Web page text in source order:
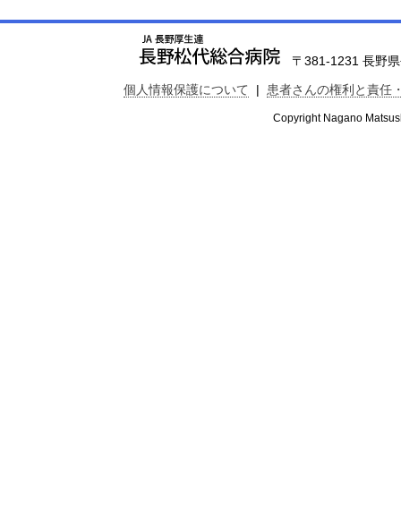
〒381-1231 長野
個人情報保護について
| 患者さんの権利と責任
Copyright Nagano